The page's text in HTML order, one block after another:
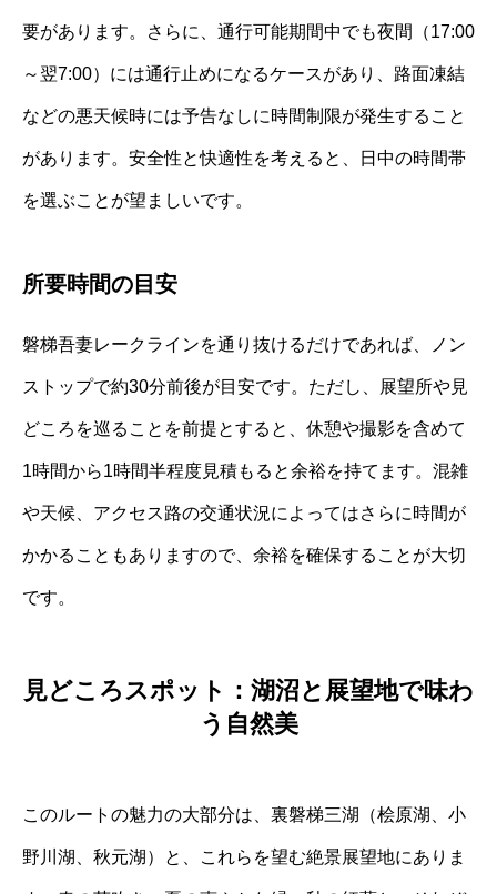
要があります。さらに、通行可能期間中でも夜間（17:00
～翌7:00）には通行止めになるケースがあり、路面凍結
などの悪天候時には予告なしに時間制限が発生すること
があります。安全性と快適性を考えると、日中の時間帯
を選ぶことが望ましいです。
所要時間の目安
磐梯吾妻レークラインを通り抜けるだけであれば、ノン
ストップで約30分前後が目安です。ただし、展望所や見
どころを巡ることを前提とすると、休憩や撮影を含めて
1時間から1時間半程度見積もると余裕を持てます。混雑
や天候、アクセス路の交通状況によってはさらに時間が
かかることもありますので、余裕を確保することが大切
です。
見どころスポット：湖沼と展望地で味わ
う自然美
このルートの魅力の大部分は、裏磐梯三湖（桧原湖、小
野川湖、秋元湖）と、これらを望む絶景展望地にありま